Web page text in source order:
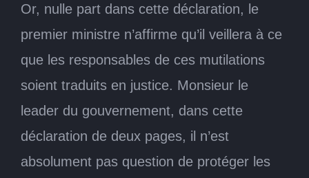
Or, nulle part dans cette déclaration, le
premier ministre n’affirme qu’il veillera à ce
que les responsables de ces mutilations
soient traduits en justice. Monsieur le
leader du gouvernement, dans cette
déclaration de deux pages, il n’est
absolument pas question de protéger les